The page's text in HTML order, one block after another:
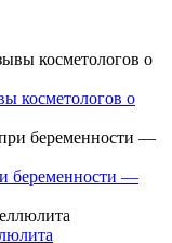
косметологов о
беременности —